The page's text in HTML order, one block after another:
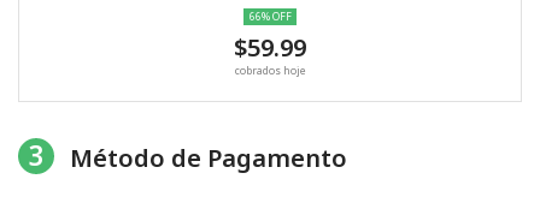
66% OFF
$59.99
cobrados hoje
3 Método de Pagamento